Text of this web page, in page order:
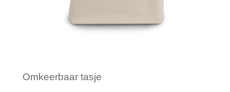
Omkeerbaar tasje